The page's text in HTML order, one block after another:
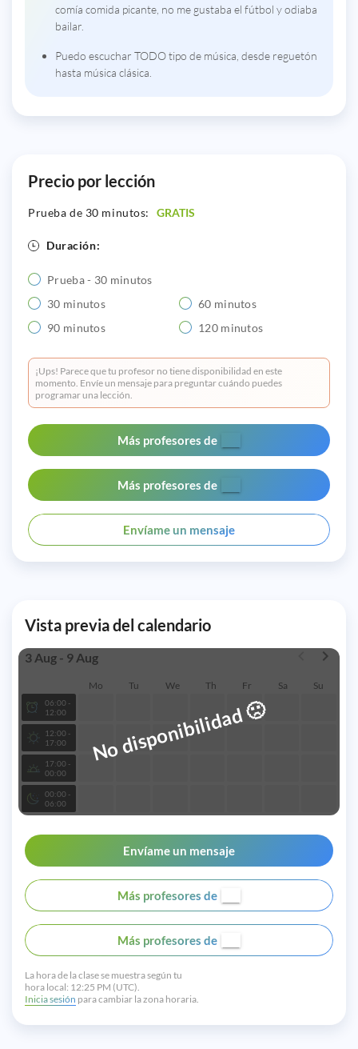
comía comida picante, no me gustaba el fútbol y odiaba
bailar.
Puedo escuchar TODO tipo de música, desde reguetón
hasta música clásica.
Precio por lección
Prueba de 30 minutos: GRATIS
Duración:
Prueba - 30 minutos
30 minutos
60 minutos
90 minutos
120 minutos
¡Ups! Parece que tu profesor no tiene disponibilidad en este
momento. Envíe un mensaje para preguntar cuándo puedes
programar una lección.
Más profesores de
Más profesores de
Envíame un mensaje
Vista previa del calendario
3 Aug - 9 Aug
Mo Tu We Th Fr Sa Su
06:00 -
12:00
12:00 -
17:00
17:00 -
00:00
00:00 -
06:00
No disponibilidad🙁
Envíame un mensaje
Más profesores de
Más profesores de
La hora de la clase se muestra según tu
hora local: 12:25 PM (UTC).
Inicia sesión para cambiar la zona horaria.